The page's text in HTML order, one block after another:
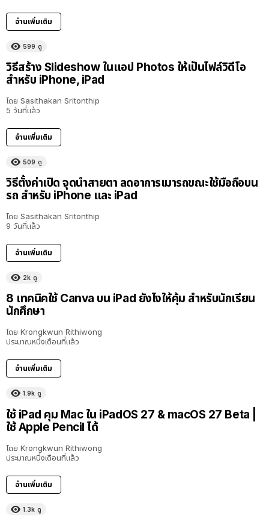
อ่านเพิ่มเติม
599 ดู
วิธีสร้าง Slideshow ในแอป Photos ให้เป็นไฟล์วิดีโอ
สำหรับ iPhone, iPad
โดย Sasithakan Sritonthip
5 วันที่แล้ว
อ่านเพิ่มเติม
509 ดู
วิธีตั้งค่าเปิด จุดนำสายตา ลดอาการเมารถขณะใช้มือถือบน
รถ สำหรับ iPhone และ iPad
โดย Sasithakan Sritonthip
9 วันที่แล้ว
อ่านเพิ่มเติม
2k ดู
8 เทคนิคใช้ Canva บน iPad ยังไงให้คุ้ม สำหรับนักเรียน
นักศึกษา
โดย Krongkwun Rithiwong
ประมาณหนึ่งเดือนที่แล้ว
อ่านเพิ่มเติม
1.9k ดู
ใช้ iPad คุม Mac ใน iPadOS 27 & macOS 27 Beta |
ใช้ Apple Pencil ได้
โดย Krongkwun Rithiwong
ประมาณหนึ่งเดือนที่แล้ว
อ่านเพิ่มเติม
1.3k ดู